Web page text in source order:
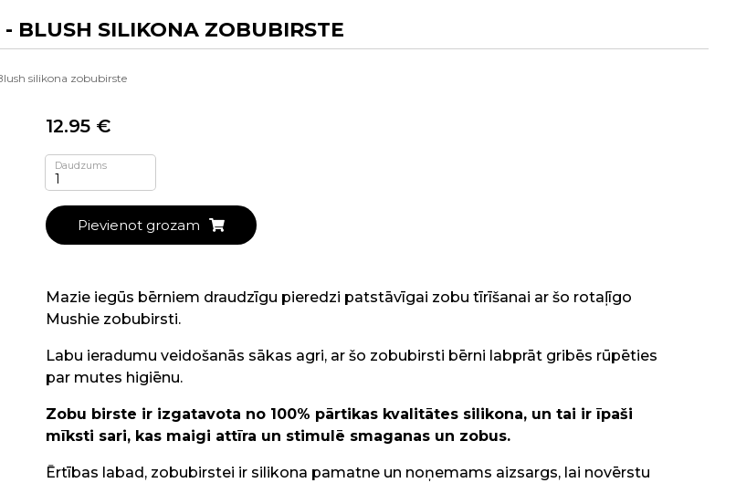
BLUSH SILIKONA ZOBUBIRSTE
silikona zobubirste
12.95 €
Daudzums
Pievienot grozam
Mazie iegūs bērniem draudzīgu pieredzi patstāvīgai zobu tīrīšanai ar šo rotaļīgo
Mushie zobubirsti.
Labu ieradumu veidošanās sākas agri, ar šo zobubirsti bērni labprāt gribēs rūpēties
par mutes higiēnu.
Zobu birste ir izgatavota no 100% pārtikas kvalitātes silikona, un tai ir īpaši
mīksti sari, kas maigi attīra un stimulē smaganas un zobus.
Ērtības labad, zobubirstei ir silikona pamatne un noņemams aizsargs, lai novērstu